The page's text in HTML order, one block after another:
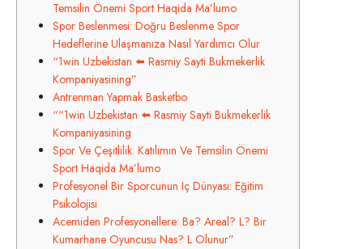
Temsilin Önemi Sport Haqida Ma’lumo
Spor Beslenmesi: Doğru Beslenme Spor
Hedeflerine Ulaşmanıza Nasıl Yardımcı Olur
“1win Uzbekistan ⬅️ Rasmiy Sayti Bukmekerlik
Kompaniyasining”
Antrenman Yapmak Basketbo
““1win Uzbekistan ⬅️ Rasmiy Sayti Bukmekerlik
Kompaniyasining
Spor Ve Çeşitlilik: Katılımın Ve Temsilin Önemi
Sport Haqida Ma’lumo
Profesyonel Bir Sporcunun Iç Dünyası: Eğitim
Psikolojisi
Acemiden Profesyonellere: Ba? Areal? L? Bir
Kumarhane Oyuncusu Nas? L Olunur”